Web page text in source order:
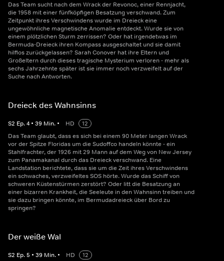
Das Team sucht nach dem Wrack der Revonoc, einer Rennjacht,
die 1958 mit einer fünfköpfigen Besatzung verschwand. Zum
Zeitpunkt ihres Verschwindens wurde im Dreieck eine
ungewöhnliche magnetische Anomalie entdeckt. Wurde sie von
einem plötzlichen Sturm zerrissen? Oder hat irgendetwas im
Bermuda-Dreieck ihren Kompass ausgeschaltet und sie damit
hilflos zurückgelassen? Sarah Conover hat ihre Eltern und
Großeltern durch dieses tragische Mysterium verloren - mehr als
sechs Jahrzehnte später ist sie immer noch verzweifelt auf der
Suche nach Antworten.
Dreieck des Wahnsinns
S2 Ep.4 • 39 Min. • HD
12
Das Team glaubt, dass es sich bei einem 90 Meter langen Wrack
vor der Spitze Floridas um die Sudoffco handeln könnte - ein
Stahlfrachter, der 1926 mit 29 Mann auf dem Weg von New Jersey
zum Panamakanal durch das Dreieck verschwand. Eine
Landstation berichtete, dass sie um die Zeit ihres Verschwindens
ein schwaches, verzweifeltes SOS hörte. Wurde das Schiff von
schweren Küstenstürmen zerstört? Oder litt die Besatzung an
einer bizarren Krankheit, die Seeleute in den Wahnsinn treiben und
sie dazu bringen könnte, im Bermudadreieck über Bord zu
springen?
Der weiße Wal
S2 Ep.5 • 39 Min. • HD
12